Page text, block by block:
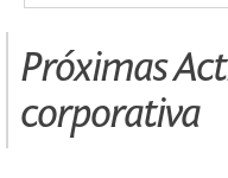
Próximas
corporativa